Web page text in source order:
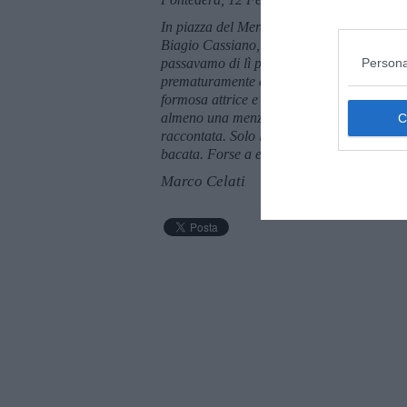
In piazza del Mercato a Pontedera, a
Biagio Cassiano, noto commerciante
passavamo di lì per un panino e una
prematuramente e voglio qui ricordarlo,
formosa attrice e showgirl degli anni
almeno una menzione. Non c'entra nulla
raccontata. Solo la vicinanza tra un
bacata. Forse a entrambi debbo delle
Marco Celati